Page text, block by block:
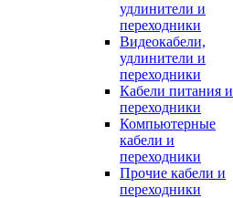
удлинители и
переходники
Видеокабели,
удлинители и
переходники
Кабели питания и
переходники
Компьютерные
кабели и
переходники
Прочие кабели и
переходники